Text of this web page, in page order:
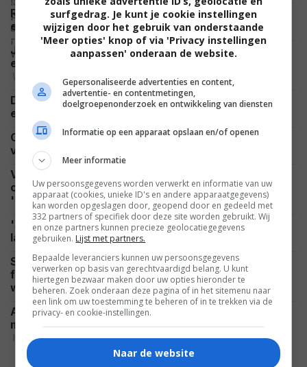
Romy Monteiro viert haar zomervakantie op de sub
en deelt prachtig uitzicht: "All I Need"CELEBRITY
Jason Statham gaat weer helemaal los in 'Mutiny'
en laat zien waarom hij nog altijd dé actieheld is
De nieuwste Godzilla-film wordt groter en woester,
en duurt ook nog eens flink lang
NIEUWS
Ook Netflix profiteert flink van het enorme succes
van 'Spider-Man: Brand New Day'
Vanavond kijk je op SBS 9 een compleet
onbegrepen scifi-film met de wederopstanding van
'Neo'NIEUWS
'Supergirl' krijgt harde klap en eindigt wereldwijd
lager dan beruchte flop 'Morbius'
NIEUWS
Scandinavische misdaadthriller op Netflix,
fantasyserie gebaseerd op spel moet succes
worden en scifi-serie komt terug NIEUWS
Al deze 64 films brachten wereldwijd meer dan 1
miljard dollar op: van 'Avatar' tot 'The Dark Knight'
NIEUWS
surfgedrag. Je kunt je cookie instellingen
wijzigen door het gebruik van onderstaande
'Meer opties' knop of via 'Privacy instellingen
aanpassen' onderaan de website.
Gepersonaliseerde advertenties en content,
advertentie- en contentmetingen,
doelgroepenonderzoek en ontwikkeling van diensten
Informatie op een apparaat opslaan en/of openen
Meer informatie
Uw persoonsgegevens worden verwerkt en informatie van uw
apparaat (cookies, unieke ID's en andere apparaatgegevens)
kan worden opgeslagen door, geopend door en gedeeld met
332 partners of specifiek door deze site worden gebruikt. Wij
en onze partners kunnen precieze geolocatiegegevens
gebruiken. Lijst met partners.
Bepaalde leveranciers kunnen uw persoonsgegevens
verwerken op basis van gerechtvaardigd belang. U kunt
hiertegen bezwaar maken door uw opties hieronder te
beheren. Zoek onderaan deze pagina of in het sitemenu naar
een link om uw toestemming te beheren of in te trekken via de
privacy- en cookie-instellingen.
Naar de website